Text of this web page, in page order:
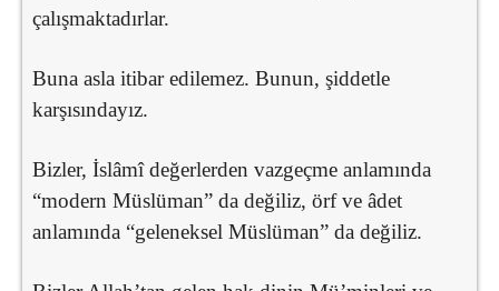
çalışmaktadırlar.
Buna asla itibar edilemez. Bunun, şiddetle
karşısındayız.
Bizler, İslâmî değerlerden vazgeçme anlamında
“modern Müslüman” da değiliz, örf ve âdet
anlamında “geleneksel Müslüman” da değiliz.